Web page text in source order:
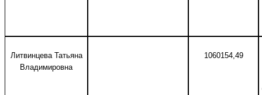
Литвинцева Татьяна
Владимировна
1060154,49